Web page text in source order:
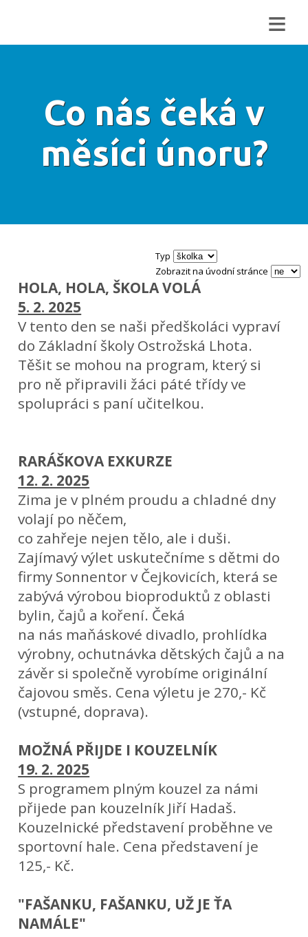
≡
Co nás čeká v
měsíci únoru?
Typ
Zobrazit na úvodní stránce
HOLA, HOLA, ŠKOLA VOLÁ
5. 2. 2025
V tento den se naši předškoláci vypraví
do Základní školy Ostrožská Lhota.
Těšit se mohou na program, který si
pro ně připravili žáci páté třídy ve
spolupráci s paní učitelkou.
RARÁŠKOVA EXKURZE
12. 2. 2025
Zima je v plném proudu a chladné dny
volají po něčem,
co zahřeje nejen tělo, ale i duši.
Zajímavý výlet uskutečníme s dětmi do
firmy Sonnentor v Čejkovicích, která se
zabývá výrobou bioproduktů z oblasti
bylin, čajů a koření. Čeká
na nás maňáskové divadlo, prohlídka
výrobny, ochutnávka dětských čajů a na
závěr si společně vyrobíme originální
čajovou směs. Cena výletu je 270,- Kč
(vstupné, doprava).
MOŽNÁ PŘIJDE I KOUZELNÍK
19. 2. 2025
S programem plným kouzel za námi
přijede pan kouzelník Jiří Hadaš.
Kouzelnické představení proběhne ve
sportovní hale. Cena představení je
125,- Kč.
"FAŠANKU, FAŠANKU, UŽ JE ŤA
NAMÁLE"